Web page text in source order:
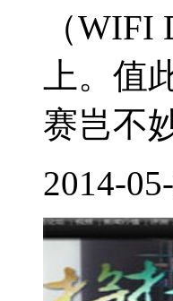
（
上。值
赛岂不
2014-